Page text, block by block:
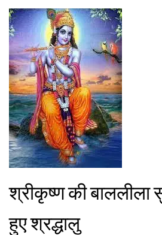
श्रीकृष्ण की बाललीला
हुए श्रद्धालु